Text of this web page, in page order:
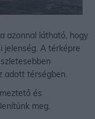
azonnal látható, hogy
jelenség. A térképre
adott térségben.
és
meg.